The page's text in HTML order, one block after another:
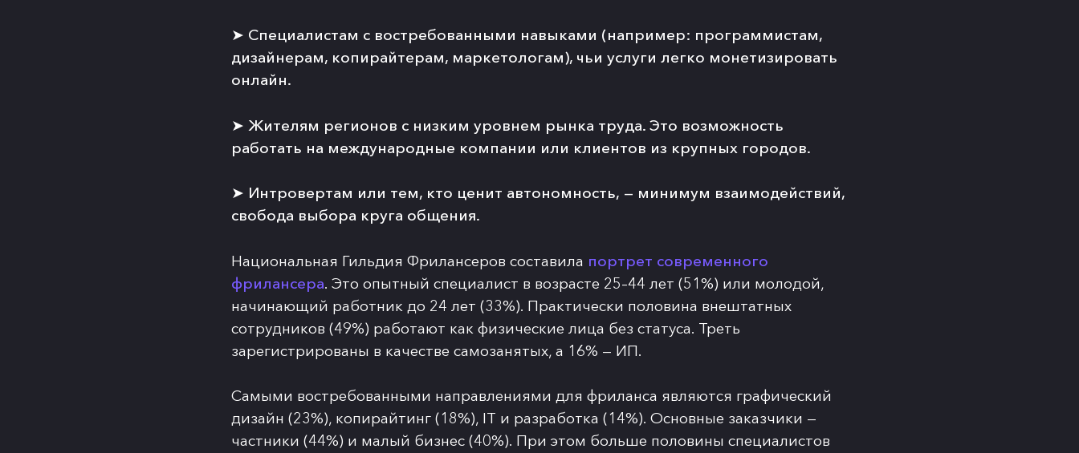
➤ Специалистам с востребованными навыками (например: программистам,
дизайнерам, копирайтерам, маркетологам), чьи услуги легко монетизировать
онлайн.
➤Жителям регионов с низким уровнем рынка труда. Это возможность
работать на международные компании или клиентов из крупных городов.
➤ Интровертам или тем, кто ценит автономность, — минимум взаимодействий,
свобода выбора круга общения.
Национальная Гильдия Фрилансеров составила портрет современного
фрилансера. Это опытный специалист в возрасте 25–44 лет (51%) или молодой,
начинающий работник до 24 лет (33%). Практически половина внештатных
сотрудников (49%) работают как физические лица без статуса. Треть
зарегистрированы в качестве самозанятых, а 16% — ИП.
Самыми востребованными направлениями для фриланса являются графический
дизайн (23%), копирайтинг (18%), IT и разработка (14%). Основные заказчики —
частники (44%) и малый бизнес (40%). При этом больше половины специалистов